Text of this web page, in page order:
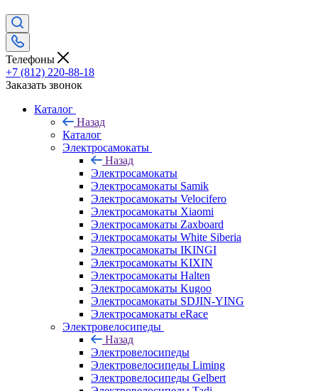
Телефоны
+7 (812) 220-88-18
Заказать звонок
Каталог
Назад
Каталог
Электросамокаты
Назад
Электросамокаты
Электросамокаты Samik
Электросамокаты Velocifero
Электросамокаты Xiaomi
Электросамокаты Zaxboard
Электросамокаты White Siberia
Электросамокаты IKINGI
Электросамокаты KIXIN
Электросамокаты Halten
Электросамокаты Kugoo
Электросамокаты SDJIN-YING
Электросамокаты eRace
Электровелосипеды
Назад
Электровелосипеды
Электровелосипеды Liming
Электровелосипеды Gelbert